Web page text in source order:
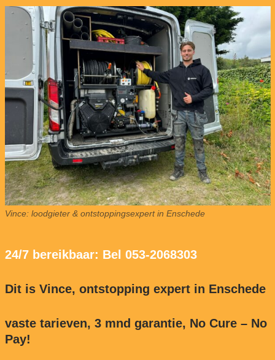
Vince: loodgieter & ontstoppingsexpert in Enschede
24/7 bereikbaar: Bel 053-2068303
Dit is Vince, ontstopping expert in Enschede
vaste tarieven, 3 mnd garantie, No Cure – No
Pay!